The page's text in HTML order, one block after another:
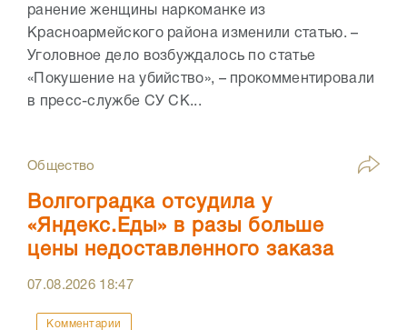
ранение женщины наркоманке из
Красноармейского района изменили статью. –
Уголовное дело возбуждалось по статье
«Покушение на убийство», – прокомментировали
в пресс-службе СУ СК...
Общество
Волгоградка отсудила у
«Яндекс.Еды» в разы больше
цены недоставленного заказа
07.08.2026 18:47
Комментарии